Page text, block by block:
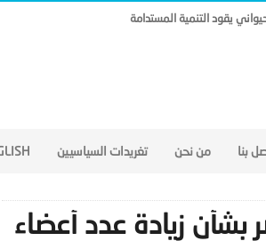
يقود التنمية المستدامة
بنا من نحن تغريدات السياسيين
زيادة عدد أعضاء